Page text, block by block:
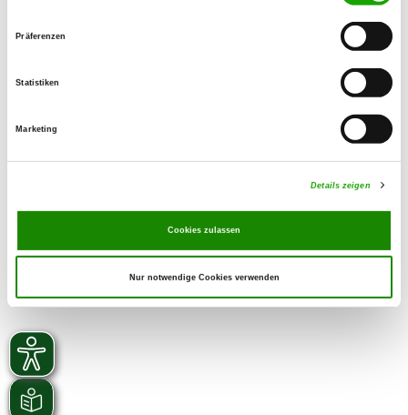
Präferenzen
Statistiken
Marketing
Details zeigen
Cookies zulassen
Nur notwendige Cookies verwenden